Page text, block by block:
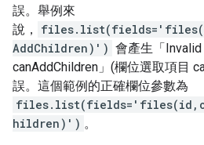
誤。舉例來
說，
AddChildren)') 會產生「
canAddChildren」(欄位選取項目
誤。這個範例的正確欄位參數為
hildren)') 。